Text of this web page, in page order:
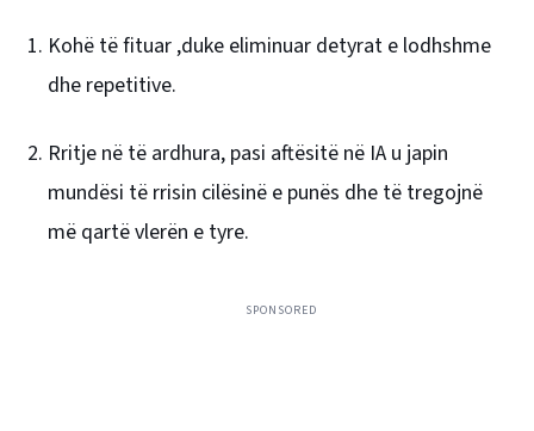
Kohë të fituar ,duke eliminuar detyrat e lodhshme
dhe repetitive.
Rritje në të ardhura, pasi aftësitë në IA u japin
mundësi të rrisin cilësinë e punës dhe të tregojnë
më qartë vlerën e tyre.
SPONSORED